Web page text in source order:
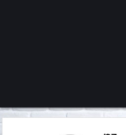
くろチャンネル